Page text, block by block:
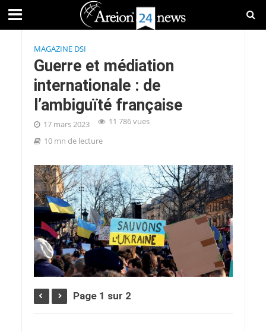
MAGAZINE DSI
Guerre et médiation
internationale : de
l’ambiguïté française
17 mars 2023
11 786 vues
10 mn de lecture
Page 1 sur 2